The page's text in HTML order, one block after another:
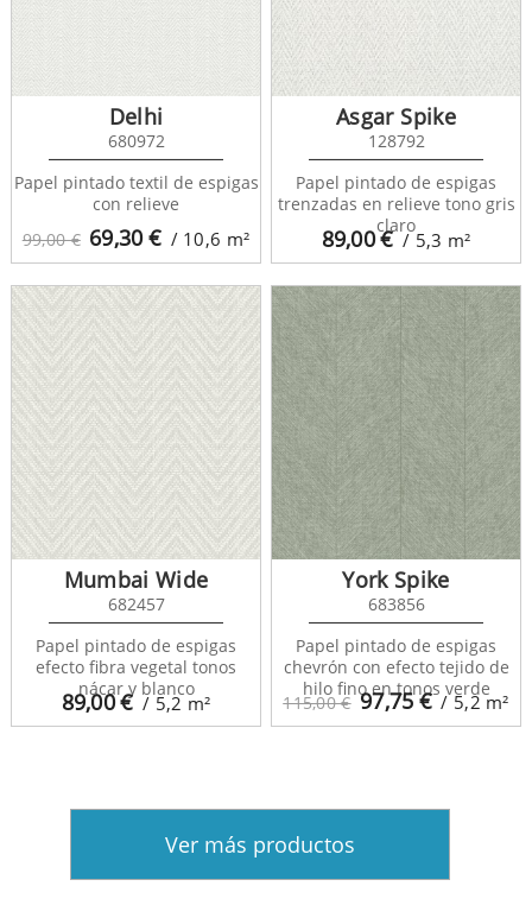
99,00 € 69,30€ / 10,6 m²
Delhi
680972
Papel pintado textil de espigas
con relieve
89,00€ / 5,3 m²
Asgar Spike
128792
Papel pintado de espigas
trenzadas en relieve tono gris
claro
89,00€ / 5,2 m²
Mumbai Wide
682457
Papel pintado de espigas
efecto fibra vegetal tonos
nácar y blanco
115,00 € 97,75€ / 5,2m²
York Spike
683856
Papel pintado de espigas
chevrón con efecto tejido de
hilo fino en tonos verde
Ver más productos